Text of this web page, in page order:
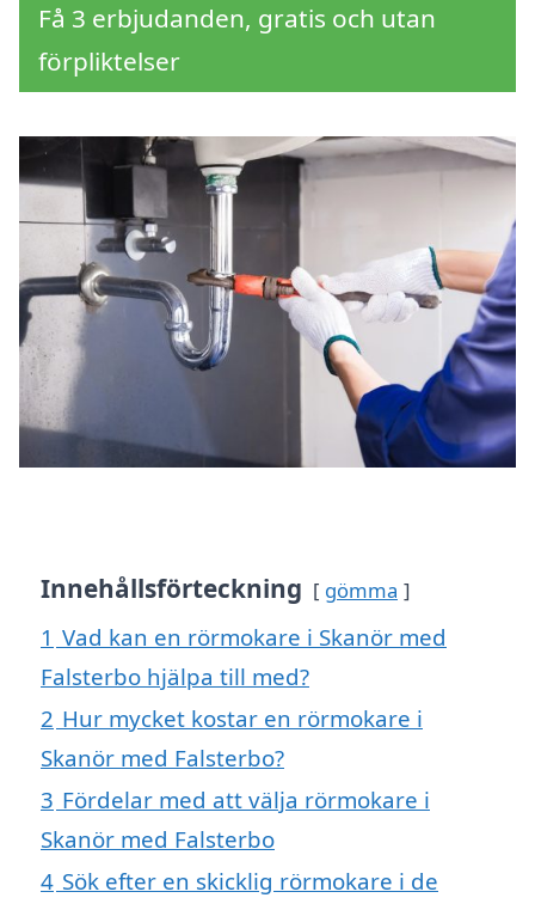
Få 3 erbjudanden, gratis och utan
förpliktelser
Innehållsförteckning gömma
1 Vad kan en rörmokare i Skanör med
Falsterbo hjälpa till med?
2 Hur mycket kostar en rörmokare i
Skanör med Falsterbo?
3 Fördelar med att välja rörmokare i
Skanör med Falsterbo
4 Sök efter en skicklig rörmokare i de